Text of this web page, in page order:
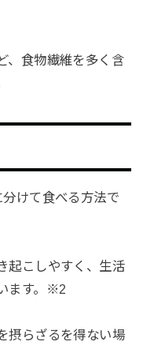
、食物繊維を多く含
けて食べる方法で
起こしやすく、生活
ます。※2
摂らざるを得ない場